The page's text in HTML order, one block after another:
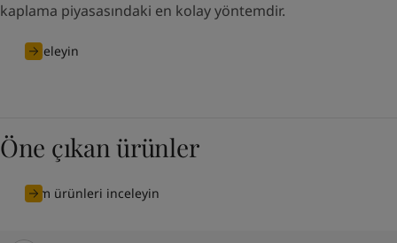
kaplama piyasasındaki en kolay yöntemdir.
İnceleyin
Öne çıkan ürünler
Tüm ürünleri inceleyin